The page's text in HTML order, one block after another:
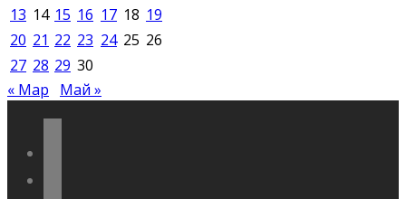
13 14 15 16 17 18 19
20 21 22 23 24 25 26
27 28 29 30
« Мар
Май »